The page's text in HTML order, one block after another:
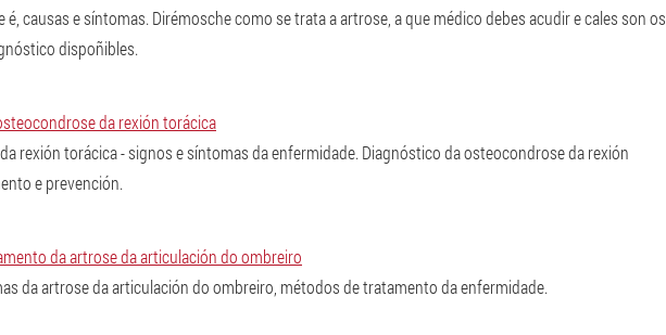
é, causas e síntomas. Dirémosche como se trata a artrose, a que médico debes acudir e cales son os
dispoñibles.
da rexión torácica
rexión torácica - signos e síntomas da enfermidade. Diagnóstico da osteocondrose da rexión
e prevención.
da artrose da articulación do ombreiro
da artrose da articulación do ombreiro, métodos de tratamento da enfermidade.